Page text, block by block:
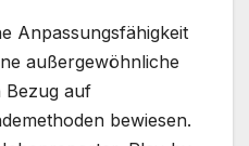
Anpassungsfähigkeit
außergewöhnliche
Bezug auf
bewiesen.